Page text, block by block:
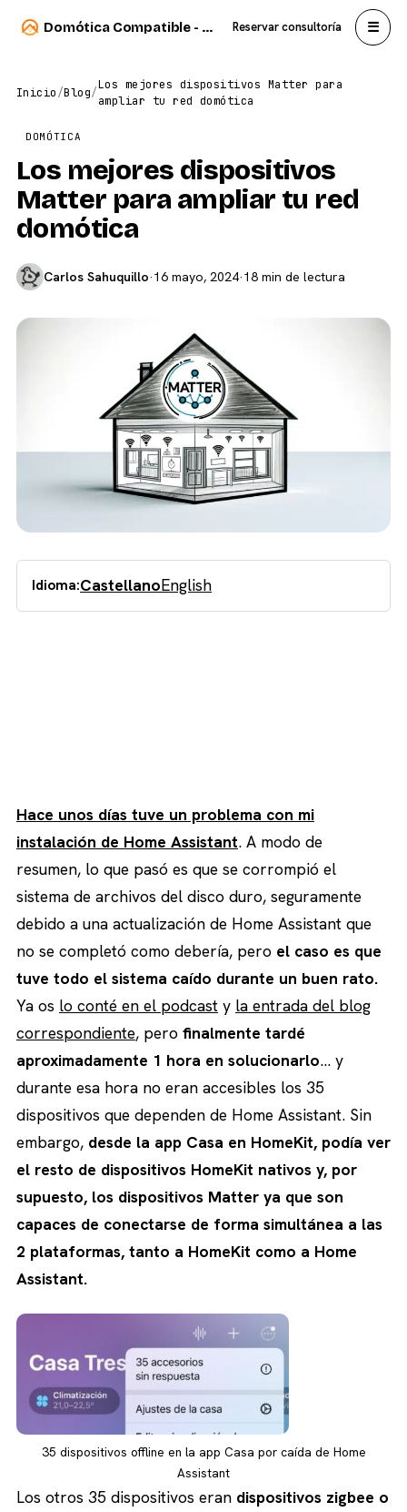
Domótica Compatible - Carlos Sahuquillo Reservar consultoría ☰
Inicio/Blog/
Los mejores dispositivos Matter para
ampliar tu red domótica
DOMÓTICA
Los mejores dispositivos
Matter para ampliar tu red
domótica
Carlos Sahuquillo·16 mayo, 2024·18 min de lectura
Idioma:CastellanoEnglish
Hace unos días tuve un problema con mi
instalación de Home Assistant. A modo de
resumen, lo que pasó es que se corrompió el
sistema de archivos del disco duro, seguramente
debido a una actualización de Home Assistant que
no se completó como debería, pero el caso es que
tuve todo el sistema caído durante un buen rato.
Ya os lo conté en el podcast y la entrada del blog
correspondiente, pero finalmente tardé
aproximadamente 1 hora en solucionarlo… y
durante esa hora no eran accesibles los 35
dispositivos que dependen de Home Assistant. Sin
embargo, desde la app Casa en HomeKit, podía ver
el resto de dispositivos HomeKit nativos y, por
supuesto, los dispositivos Matter ya que son
capaces de conectarse de forma simultánea a las
2 plataformas, tanto a HomeKit como a Home
Assistant.
35 dispositivos offline en la app Casa por caída de Home
Assistant
Los otros 35 dispositivos eran dispositivos zigbee o